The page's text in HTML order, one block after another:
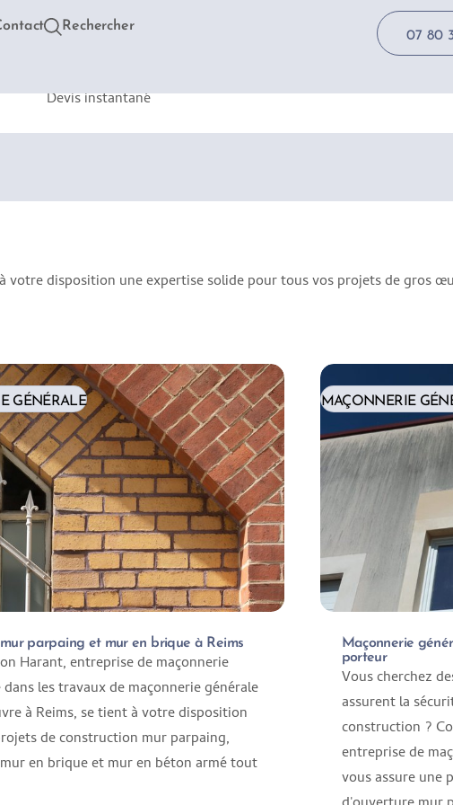
Rechercher 07 80
Devis instantané
votre disposition une expertise solide pour tous vos projets de gros
GÉNÉRALE
parpaing et mur en brique à Reims
Harant, entreprise de maçonnerie
dans les travaux de maçonnerie générale
à Reims, se tient à votre disposition
de construction mur parpaing,
en brique et mur en béton armé tout
MAÇONNERIE
Maçonnerie
porteur
Vous cherchez
assurent la
construction ?
entreprise de
vous assure une